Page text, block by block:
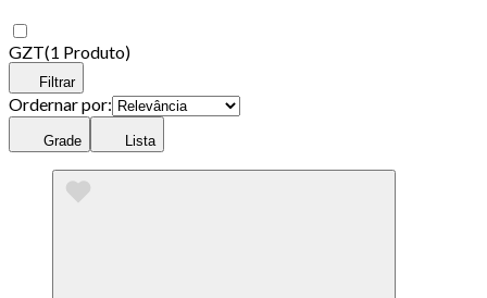
GZT(1 Produto)
Filtrar
Ordernar por:
Grade Lista